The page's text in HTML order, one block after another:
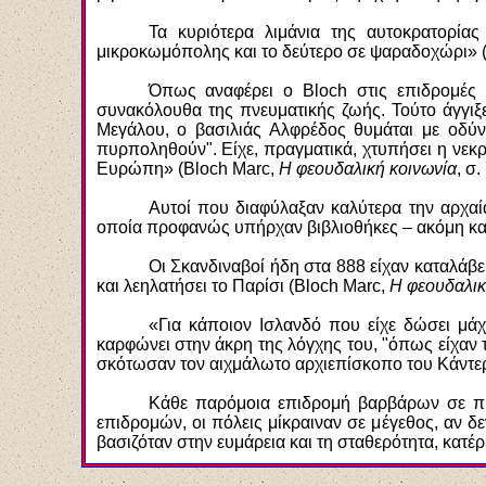
Τα κυριότερα λιμάνια της
μικροκωμόπολης και το δεύτερο σε ψαραδοχώρι» (
Όπως αναφέρει ο Bloch στις
συνακόλουθα της πνευματικής ζωής. Τούτο
Μεγάλου, ο βασιλιάς Αλφρέδος θυμάται με
πυρποληθούν". Είχε, πραγματικά, χτυπήσει η
Ευρώπη» (Bloch Marc, Η φεουδαλική κοινωνία, σ.
Αυτοί που διαφύλαξαν καλύτερα την
οποία προφανώς υπήρχαν βιβλιοθήκες – ακόμη
Οι Σκανδιναβοί ήδη στα 888 είχαν
και λεηλατήσει το Παρίσι (Bloch Marc, Η
«Για κάποιον Ισλανδό που είχε δώσει
καρφώνει στην άκρη της λόγχης του, "όπως είχαν
σκότωσαν τον αιχμάλωτο αρχιεπίσκοπο του
Κάθε παρόμοια επιδρομή βαρβάρων σε
επιδρομών, οι πόλεις μίκραιναν σε μέγεθος, αν
βασιζόταν στην ευμάρεια και τη σταθερότητα,